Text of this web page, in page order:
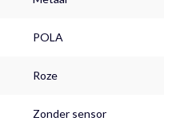
POLA
Roze
Zonder sensor